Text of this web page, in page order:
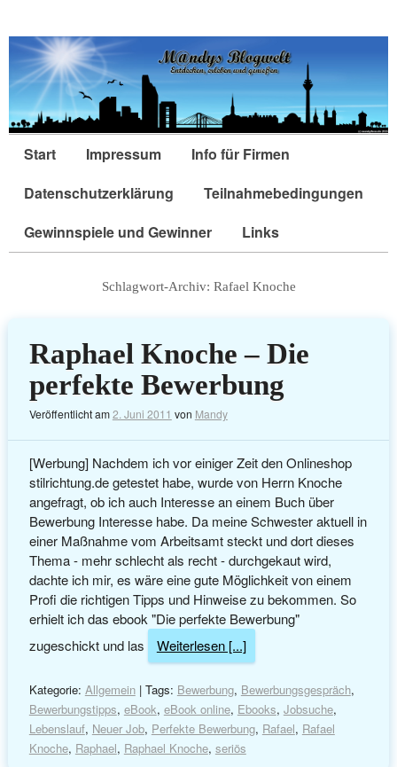
Start Impressum
Info für Firmen
Datenschutzerklärung
Teilnahmebedingungen
Gewinnspiele und Gewinner
Links
Schlagwort-Archiv: Rafael Knoche
Raphael Knoche – Die
perfekte Bewerbung
Veröffentlicht am2. Juni 2011 von Mandy
[Werbung] Nachdem ich vor einiger Zeit den Onlineshop
stilrichtung.de getestet habe, wurde von Herrn Knoche
angefragt, ob ich auch Interesse an einem Buch über
Bewerbung Interesse habe. Da meine Schwester aktuell in
einer Maßnahme vom Arbeitsamt steckt und dort dieses
Thema - mehr schlecht als recht - durchgekaut wird,
dachte ich mir, es wäre eine gute Möglichkeit von einem
Profi die richtigen Tipps und Hinweise zu bekommen. So
erhielt ich das ebook "Die perfekte Bewerbung"
zugeschickt und las
Weiterlesen [...]
Kategorie: Allgemein| Tags: Bewerbung, Bewerbungsgespräch,
Bewerbungstipps, eBook, eBook online, Ebooks, Jobsuche,
Lebenslauf, Neuer Job, Perfekte Bewerbung, Rafael, Rafael
Knoche, Raphael, Raphael Knoche, seriös